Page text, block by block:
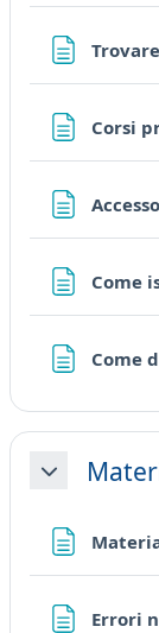
Corsi
Come
Come
Minimizza
Errori